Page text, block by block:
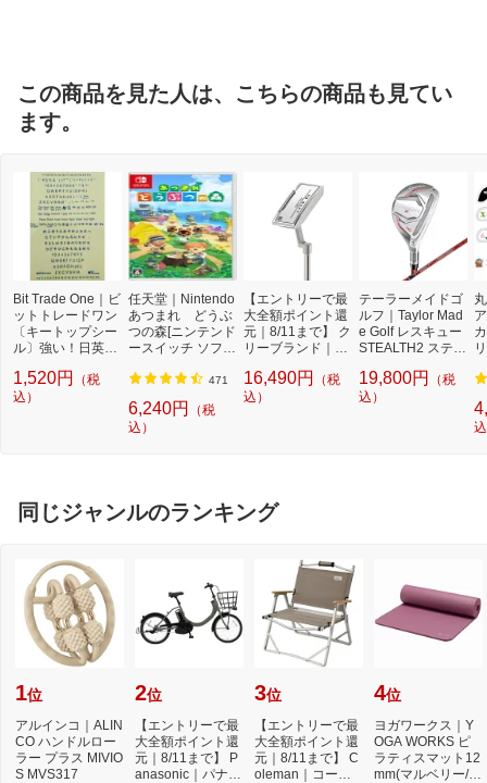
この商品を見た人は、こちらの商品も見てい
ます。
Bit Trade One｜ビ
ットトレードワン
〔キートップシー
ル〕強い！日英対
プシールセット ブ
ルー DYKTSBL
1,520円
（税
込）
任天堂｜Nintendo
あつまれ どうぶ
つの森[ニンテンド
ースイッチ ソフ
471
6,240円
（税
込）
【エントリーで最
大全額ポイント還
元｜8/11まで】 ク
リーブランド｜Cl
ター HB SOFT MI
LLED PUTTER #8
16,490円
（税
込）
テーラーメイドゴ
ルフ｜Taylor Mad
e Golf レスキュー
STEALTH2 ステル
SEI RED TM40シ
ャフト》 L
19,800円
（税
込）
8
同じジャンルのランキング
1位
アルインコ｜ALIN
CO ハンドルロー
ラー プラス MIVIO
S MVS317
2位
【エントリーで最
大全額ポイント還
元｜8/11まで】 P
anasonic｜パナソ
3位
【エントリーで最
大全額ポイント還
元｜8/11まで】 C
oleman｜コール
4位
ヨガワークス｜Y
OGA WORKS ピ
ラティスマット12
mm(マルベリー/約